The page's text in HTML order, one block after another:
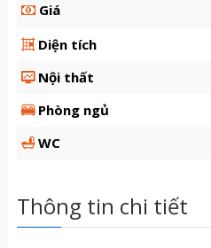
Giá
Diện tích
Nội thất
Phòng ngủ
WC
Thông tin chi tiết